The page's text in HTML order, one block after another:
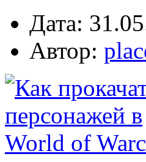
Дата:
Автор: